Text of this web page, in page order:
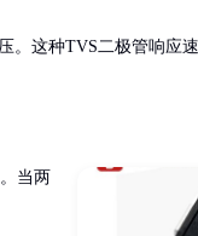
。这种TVS二极管响应
当两